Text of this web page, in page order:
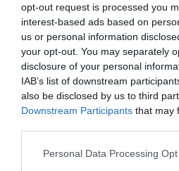
opt-out request is processed you
interest-based ads based on
us or personal information
your opt-out. You may separately
disclosure of your personal
IAB’s list of downstream
also be disclosed by us to third
Downstream Participants that may
Personal Data Processing
acumulada